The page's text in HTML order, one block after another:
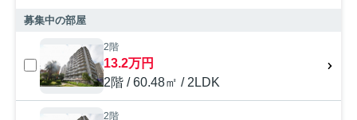
募集中の部屋
2階
13.2万円
2階 / 60.48㎡ / 2LDK
2階